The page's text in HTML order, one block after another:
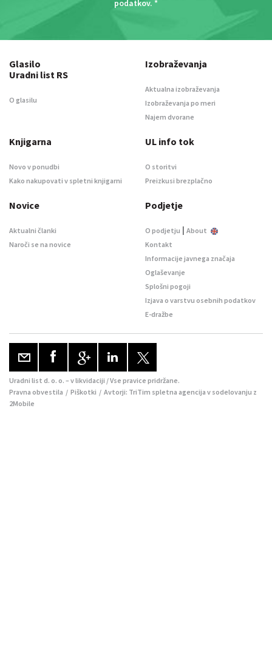
podatkov. *
Glasilo
Uradni list RS
O glasilu
Izobraževanja
Aktualna izobraževanja
Izobraževanja po meri
Najem dvorane
Knjigarna
Novo v ponudbi
Kako nakupovati v spletni knjigarni
UL info tok
O storitvi
Preizkusi brezplačno
Novice
Aktualni članki
Naroči se na novice
Podjetje
O podjetju | About
Kontakt
Informacije javnega značaja
Oglaševanje
Splošni pogoji
Izjava o varstvu osebnih podatkov
E-dražbe
Uradni list d. o. o. – v likvidaciji / Vse pravice pridržane.
Pravna obvestila / Piškotki / Avtorji: TriTim spletna agencija v sodelovanju z
2Mobile